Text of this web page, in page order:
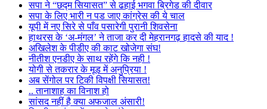
सपा ने “छद्म सियासत” से ढहाई भगवा ब्रिगेड की दीवार
सपा के लिए भारी न पड जाए कांग्रेस की ये चाल
यूपी में नए सिरे से पाँव पसारेगी पुरानी शिवसेना
हाथरस के ‘अ-मंगल’ ने ताजा कर दी मेहरानगढ़ हादसे की याद !
अखिलेश के पीडीए की काट खोजेगा संघ!
नीतीश एनडीए के साथ रहेंगे कि नही !
योगी से तकरार के मूड में अनुप्रिया !
अब सेंगोल पर टिकी विपक्षी सियासत!
.. तानाशाह का विनाश हो
सांसद नहीं है क्या अफजाल अंसारी!